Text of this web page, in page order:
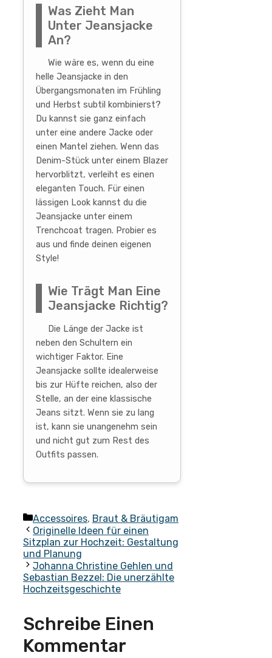
Was Zieht Man
Unter Jeansjacke
An?
Wie wäre es, wenn du eine
helle Jeansjacke in den
Übergangsmonaten im Frühling
und Herbst subtil kombinierst?
Du kannst sie ganz einfach
unter eine andere Jacke oder
einen Mantel ziehen. Wenn das
Denim-Stück unter einem Blazer
hervorblitzt, verleiht es einen
eleganten Touch. Für einen
lässigen Look kannst du die
Jeansjacke unter einem
Trenchcoat tragen. Probier es
aus und finde deinen eigenen
Style!
Wie Trägt Man Eine
Jeansjacke Richtig?
Die Länge der Jacke ist
neben den Schultern ein
wichtiger Faktor. Eine
Jeansjacke sollte idealerweise
bis zur Hüfte reichen, also der
Stelle, an der eine klassische
Jeans sitzt. Wenn sie zu lang
ist, kann sie unangenehm sein
und nicht gut zum Rest des
Outfits passen.
Kategorien
Accessoires, Braut & Bräutigam
Originelle Ideen für einen
Sitzplan zur Hochzeit: Gestaltung
und Planung
Johanna Christine Gehlen und
Sebastian Bezzel: Die unerzählte
Hochzeitsgeschichte
Schreibe Einen
Kommentar